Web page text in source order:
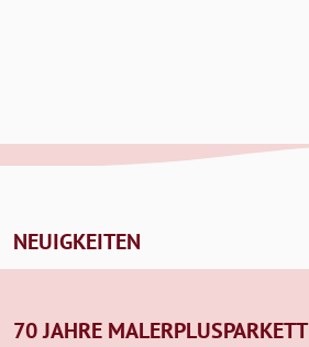
NEUIGKEITEN
70 JAHRE MALERPLUSPARKETT